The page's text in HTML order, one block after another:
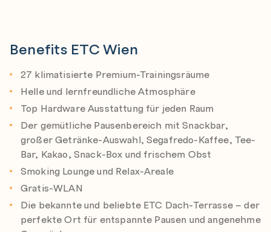
Benefits ETC Wien
27 klimatisierte Premium-Trainingsräume
Helle und lernfreundliche Atmosphäre
Top Hardware Ausstattung für jeden Raum
Der gemütliche Pausenbereich mit Snackbar,
großer Getränke-Auswahl, Segafredo-Kaffee, Tee-
Bar, Kakao, Snack-Box und frischem Obst
Smoking Lounge und Relax-Areale
Gratis-WLAN
Die bekannte und beliebte ETC Dach-Terrasse – der
perfekte Ort für entspannte Pausen und angenehme